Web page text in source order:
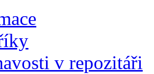
v repozitáři